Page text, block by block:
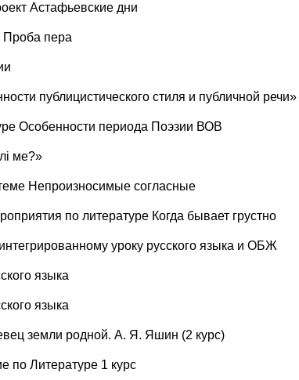
Астафьевские дни
Проба пера
публицистического стиля и публичной речи»
Особенности периода Поэзии ВОВ
ме?»
Непроизносимые согласные
по литературе Когда бывает грустно
уроку русского языка и ОБЖ
языка
языка
земли родной. А. Я. Яшин (2 курс)
по Литературе 1 курс